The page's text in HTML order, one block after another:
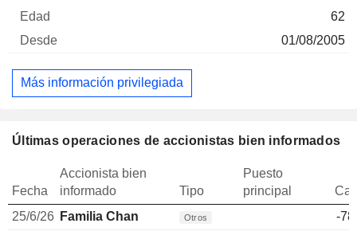
62
01/08/2005
Más información privilegiada
Últimas operaciones de accionistas bien informados
Fecha
Accionista bien
informado
Tipo
Puesto
principal
25/6/26 Familia Chan Otros
-